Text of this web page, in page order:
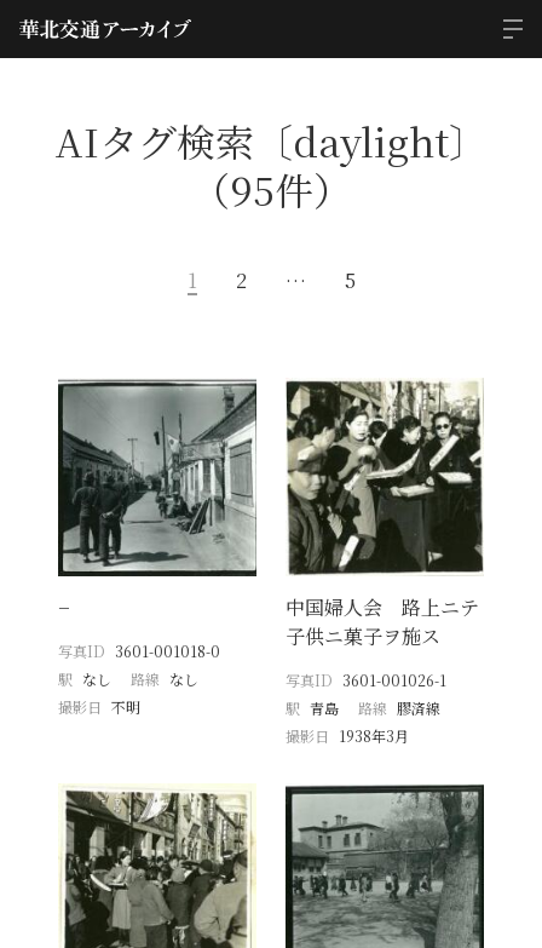
AIタグ検索〔daylight〕
（95件）
1 2 … 5
−
写真ID 3601-001018-0
駅 なし 路線 なし
撮影日
不明
中国婦人会 路上ニテ
子供ニ菓子ヲ施ス
写真ID 3601-001026-1
駅 青島 路線 膠済線
撮影日
1938年3月